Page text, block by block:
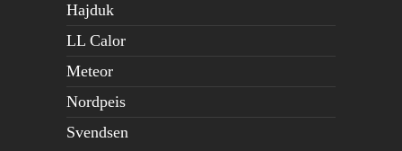
Hajduk
LL Calor
Meteor
Nordpeis
Svendsen